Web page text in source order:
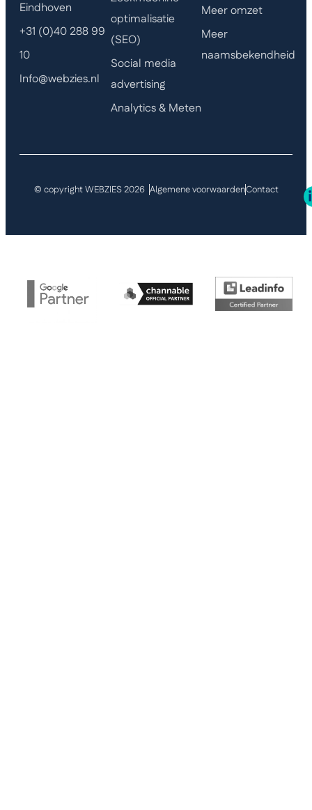
Eindhoven
+31 (0)40 288 99
10
Info@webzies.nl
optimalisatie
(SEO)
Social media
advertising
Analytics & Meten
Meer omzet
Meer
naamsbekendheid
© copyright WEBZIES 2026 Algemene voorwaardenContact